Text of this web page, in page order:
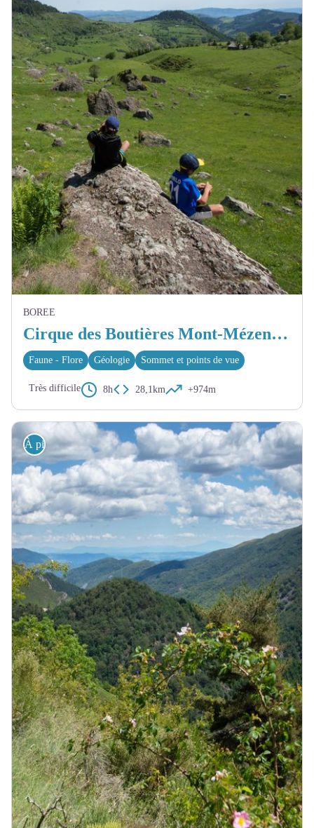
BOREE
Cirque des Boutières Mont-Mézenc - Borée
Faune - Flore Géologie Sommet et points de vue
Très difficile 8h 28,1km +974m
À pied